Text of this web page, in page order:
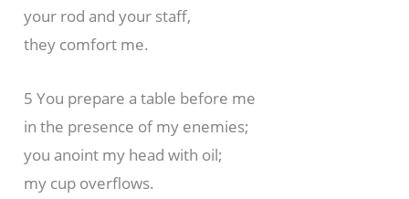
your rod and your staff,
they comfort me.
5 You prepare a table before me
in the presence of my enemies;
you anoint my head with oil;
my cup overflows.